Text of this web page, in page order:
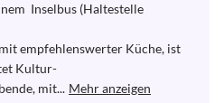
Inselbus (Haltestelle
empfehlenswerter Küche, ist
Kultur-
mit... Mehr anzeigen